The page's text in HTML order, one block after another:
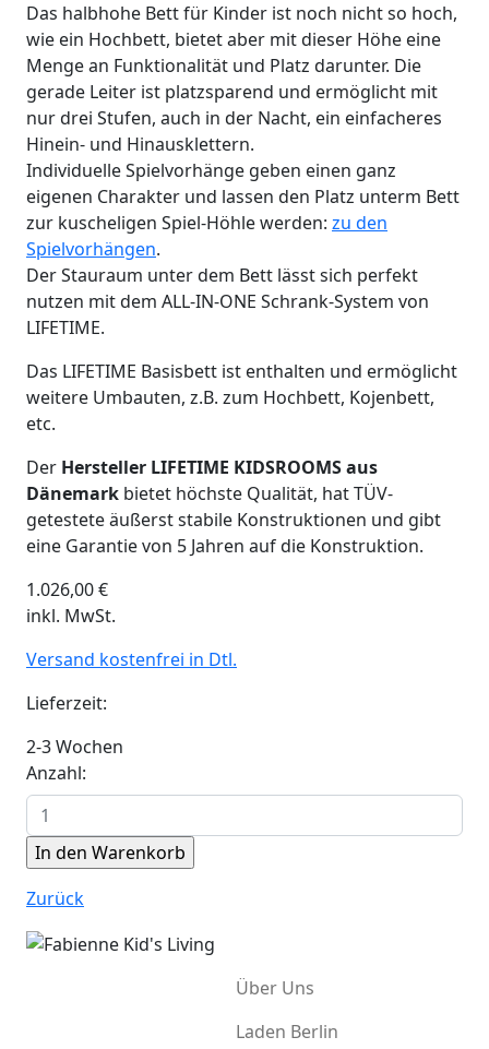
Das halbhohe Bett für Kinder ist noch nicht so hoch,
wie ein Hochbett, bietet aber mit dieser Höhe eine
Menge an Funktionalität und Platz darunter. Die
gerade Leiter ist platzsparend und ermöglicht mit
nur drei Stufen, auch in der Nacht, ein einfacheres
Hinein- und Hinausklettern.
Individuelle Spielvorhänge geben einen ganz
eigenen Charakter und lassen den Platz unterm Bett
zur kuscheligen Spiel-Höhle werden: zu den
Spielvorhängen.
Der Stauraum unter dem Bett lässt sich perfekt
nutzen mit dem ALL-IN-ONE Schrank-System von
LIFETIME.
Das LIFETIME Basisbett ist enthalten und ermöglicht
weitere Umbauten, z.B. zum Hochbett, Kojenbett,
etc.
Der Hersteller LIFETIME KIDSROOMS aus
Dänemark bietet höchste Qualität, hat TÜV-
getestete äußerst stabile Konstruktionen und gibt
eine Garantie von 5 Jahren auf die Konstruktion.
1.026,00€
inkl. MwSt.
Versand kostenfrei in Dtl.
Lieferzeit:
2-3 Wochen
Anzahl:
Zurück
Über Uns
Laden Berlin